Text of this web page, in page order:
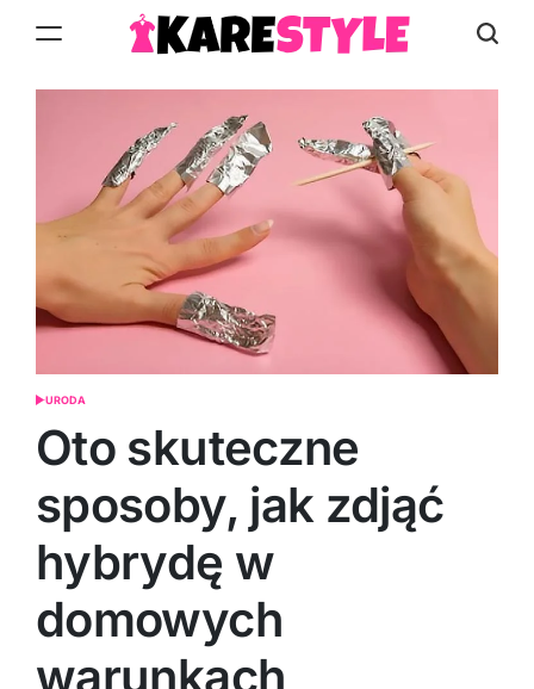
POSTED
URODA
Oto skuteczne
sposoby, jak zdjąć
hybrydę w
domowych
warunkach